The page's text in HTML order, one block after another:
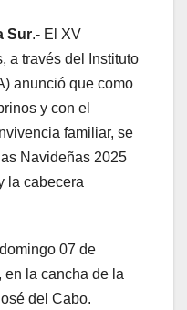
Sur.- El XV
a través del Instituto
anunció que como
y con el
familiar, se
Navideñas 2025
la cabecera
07 de
en la cancha de la
del Cabo.